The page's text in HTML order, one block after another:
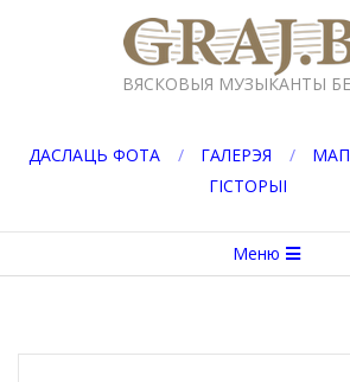
GRAJ.BY
ВЯСКОВЫЯ МУЗЫКАНТЫ
ДАСЛАЦЬ ФОТА ГАЛЕРЭЯ
ГІСТОРЫІ
меню
Меню